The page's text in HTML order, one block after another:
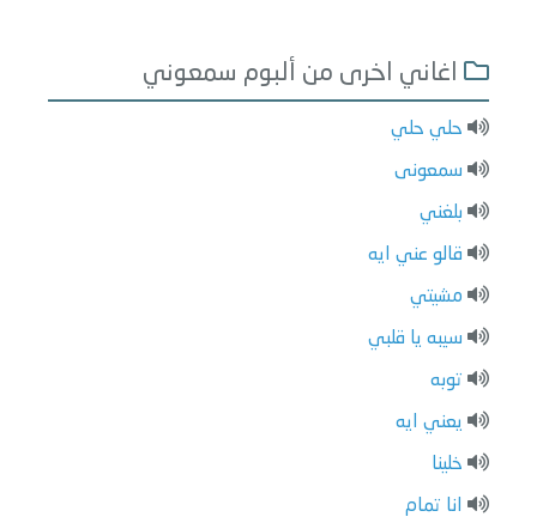
اغاني اخرى من ألبوم سمعوني
حلي حلي
سمعونى
بلغني
قالو عني ايه
مشيتي
سيبه يا قلبي
توبه
يعني ايه
خلينا
انا تمام